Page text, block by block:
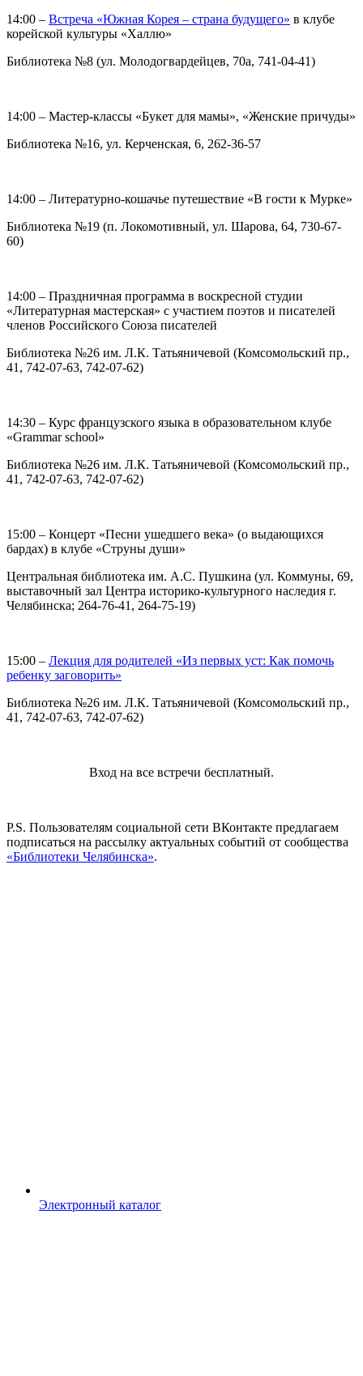
14:00 – Встреча «Южная Корея – страна будущего» в клубе
корейской культуры «Халлю»
Библиотека №8 (ул. Молодогвардейцев, 70а, 741-04-41)
14:00 – Мастер-классы «Букет для мамы», «Женские причуды»
Библиотека №16, ул. Керченская, 6, 262-36-57
14:00 – Литературно-кошачье путешествие «В гости к Мурке»
Библиотека №19 (п. Локомотивный, ул. Шарова, 64, 730-67-
60)
14:00 – Праздничная программа в воскресной студии
«Литературная мастерская» с участием поэтов и писателей
членов Российского Союза писателей
Библиотека №26 им. Л.К. Татьяничевой (Комсомольский пр.,
41, 742-07-63, 742-07-62)
14:30 – Курс французского языка в образовательном клубе
«Grammar school»
Библиотека №26 им. Л.К. Татьяничевой (Комсомольский пр.,
41, 742-07-63, 742-07-62)
15:00 – Концерт «Песни ушедшего века» (о выдающихся
бардах) в клубе «Струны души»
Центральная библиотека им. А.С. Пушкина (ул. Коммуны, 69,
выставочный зал Центра историко-культурного наследия г.
Челябинска; 264-76-41, 264-75-19)
15:00 – Лекция для родителей «Из первых уст: Как помочь
ребенку заговорить»
Библиотека №26 им. Л.К. Татьяничевой (Комсомольский пр.,
41, 742-07-63, 742-07-62)
Вход на все встречи бесплатный.
P.S. Пользователям социальной сети ВКонтакте предлагаем
подписаться на рассылку актуальных событий от сообщества
«Библиотеки Челябинска».
Электронный каталог